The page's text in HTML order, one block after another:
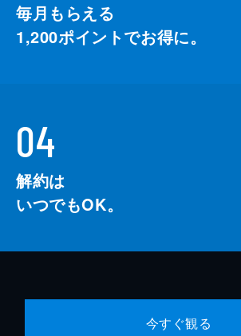
毎月もらえる
1,200ポイントでお得に。
04
解約は
いつでもOK。
今すぐ観る